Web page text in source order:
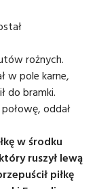
rożnych.
w pole karne,
do bramki.
oddał
w środku
ruszył lewą
piłkę